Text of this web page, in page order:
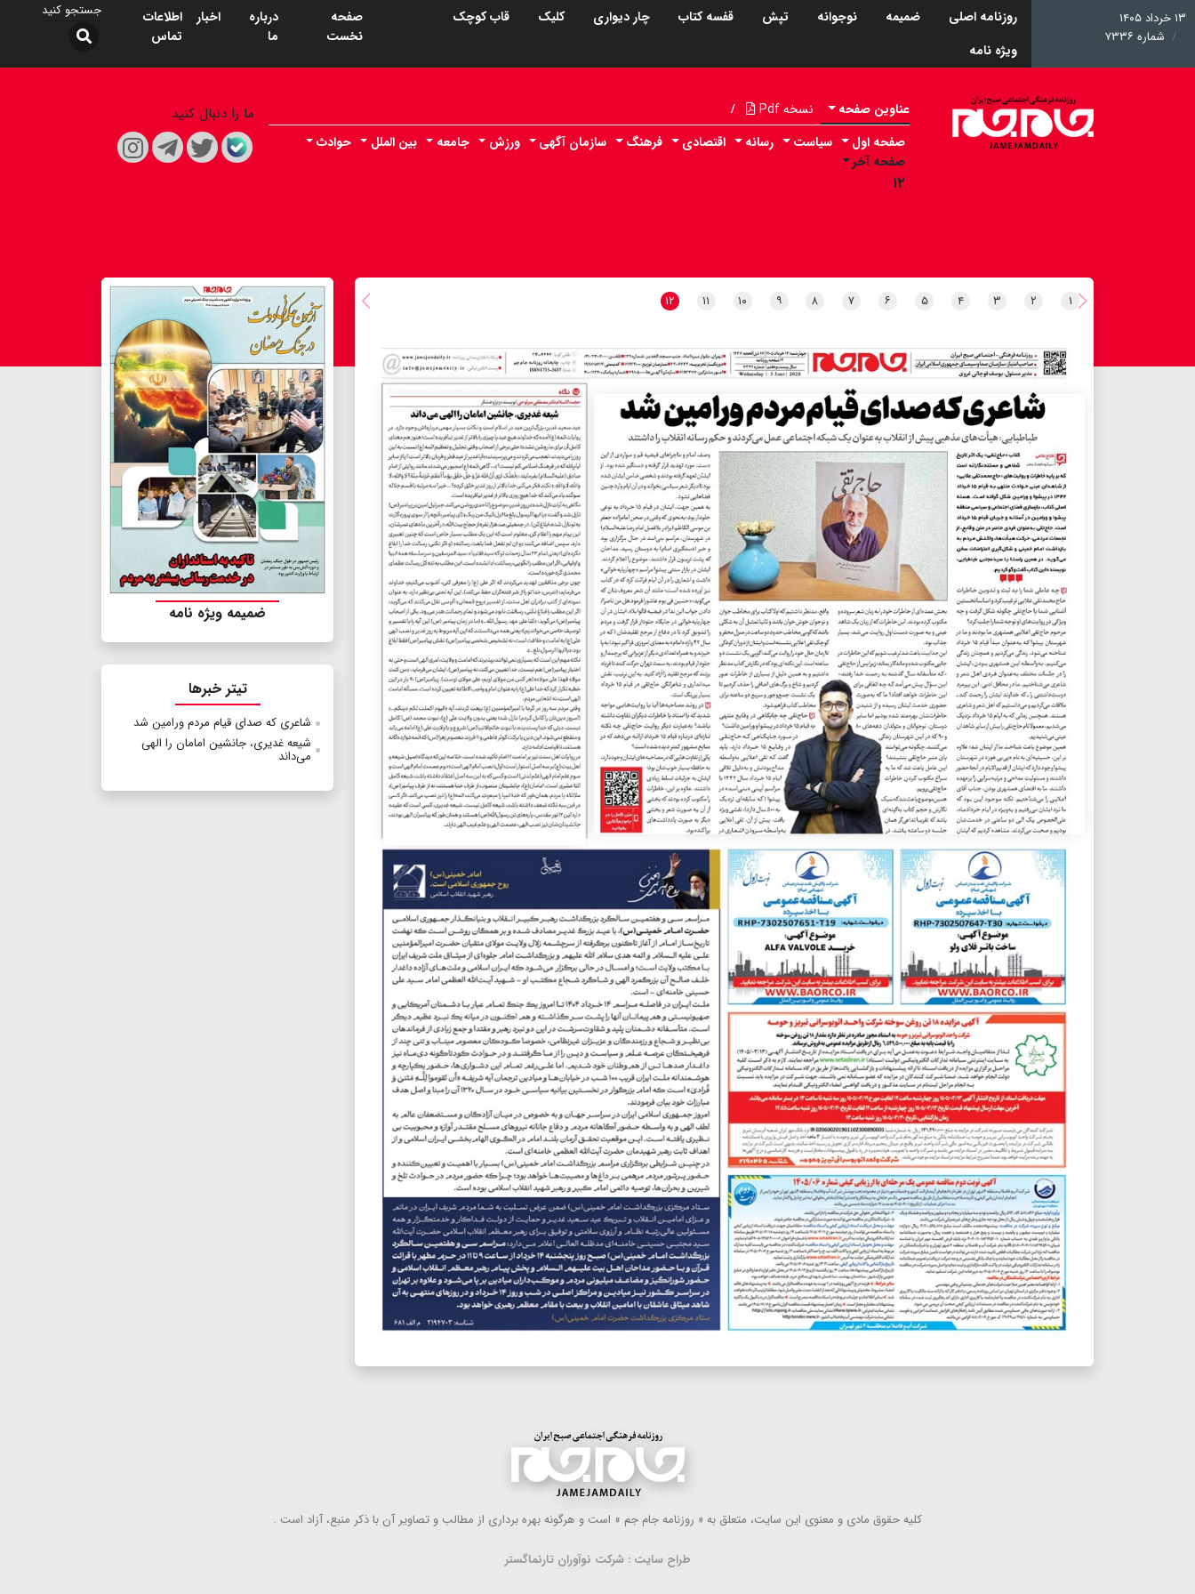
۱۳ خرداد ۱۴۰۵
شماره ۷۳۳۶
روزنامه اصلی ضمیمه نوجوانه تپش قفسه کتاب چار دیواری کلیک
قاب کوچک
ویژه نامه
صفحه
نخست
درباره
ما
اخبار
اطلاعات
تماس
عناوین صفحه نسخه Pdf /
صفحه اول سیاست رسانه اقتصادی فرهنگ سازمان آگهی ورزش جامعه بین الملل
حوادث
صفحه آخر
۱۲
ما را دنبال کنید
۱ ۲ ۳ ۴ ۵ ۶ ۷ ۸ ۹ ۱۰ ۱۱ ۱۲
ضمیمه ویژه نامه
تیتر خبرها
شاعری که صدای قیام مردم ورامین شد
شیعه غدیری، جانشین امامان را الهی
می‌داند
كلیه حقوق مادی و معنوی این سایت، متعلق به « روزنامه جام جم » است و هرگونه بهره ‌برداری از مطالب و تصاویر آن با ذكر منبع، آزاد است .
طراح سایت : شرکت نوآوران تارنماگستر